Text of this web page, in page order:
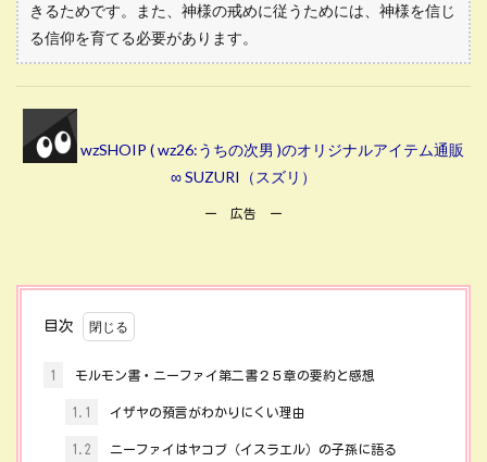
きるためです。また、神様の戒めに従うためには、神様を信じ
る信仰を育てる必要があります。
wzSHOIP ( wz26:うちの次男 )のオリジナルアイテム通販
∞ SUZURI（スズリ）
ー 広告 ー
目次
1 モルモン書・ニーファイ第二書２５章の要約と感想
1.1 イザヤの預言がわかりにくい理由
1.2 ニーファイはヤコブ（イスラエル）の子孫に語る